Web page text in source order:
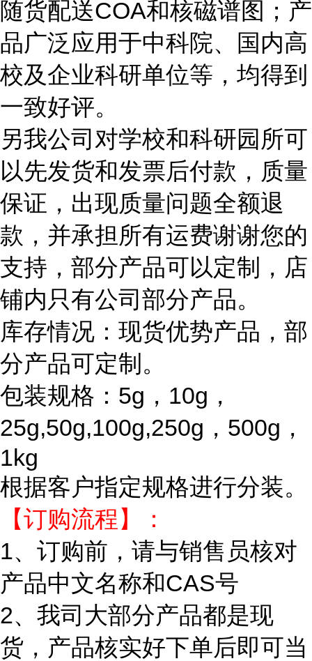
随货配送COA和核磁谱图；产
品广泛应用于中科院、国内高
校及企业科研单位等，均得到
一致好评。
另我公司对学校和科研园所可
以先发货和发票后付款，质量
保证，出现质量问题全额退
款，并承担所有运费谢谢您的
支持，部分产品可以定制，店
铺内只有公司部分产品。
库存情况：现货优势产品，部
分产品可定制。
包装规格：5g，10g，
25g,50g,100g,250g，500g，
1kg
根据客户指定规格进行分装。
【订购流程】：
1、订购前，请与销售员核对
产品中文名称和CAS号
2、我司大部分产品都是现
货，产品核实好下单后即可当